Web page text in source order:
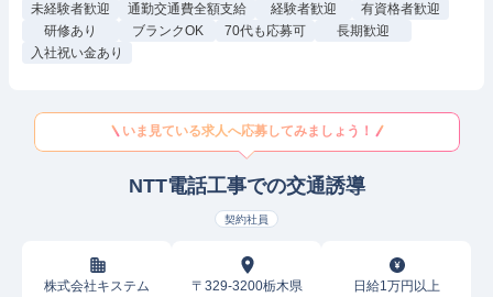
未経験者歓迎 通勤交通費全額支給 経験者歓迎
有資格者歓迎
研修あり
ブランクOK 70代も応募可
長期歓迎
入社祝い金あり
いま見ている求人へ応募してみましょう！
NTT電話工事での交通誘導
契約社員
株式会社キステム
〒329-3200栃木県
日給1万円以上